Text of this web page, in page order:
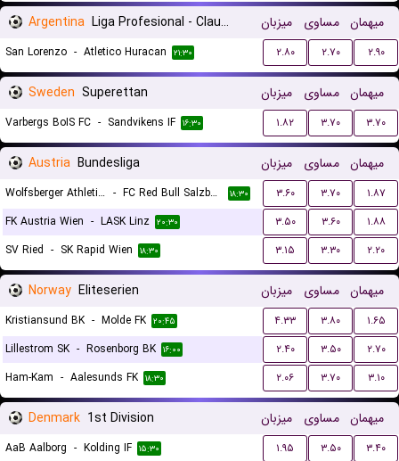
Argentina Liga Profesional - Clausura میزبان مساوی میهمان
San Lorenzo - Atletico Huracan ۲۱:۳۰ ۲.۸۰ ۲.۷۰ ۲.۹۰
Sweden Superettan میزبان مساوی میهمان
Varbergs BoIS FC - Sandvikens IF ۱۶:۳۰ ۱.۸۲ ۳.۷۰ ۳.۷۰
Austria Bundesliga میزبان مساوی میهمان
Wolfsberger Athletik Club - FC Red Bull Salzburg ۱۸:۳۰ ۳.۶۰ ۳.۷۰
۱.۸۷
FK Austria Wien - LASK Linz ۲۰:۳۰ ۳.۵۰ ۳.۶۰
۱.۸۸
SV Ried - SK Rapid Wien ۱۸:۳۰ ۳.۱۵ ۳.۳۰ ۲.۲۰
Norway Eliteserien میزبان مساوی میهمان
Kristiansund BK - Molde FK ۲۰:۴۵ ۴.۳۳ ۳.۸۰
۱.۶۵
Lillestrom SK - Rosenborg BK ۱۶:۰۰ ۲.۴۰ ۳.۵۰
۲.۷۰
Ham-Kam - Aalesunds FK ۱۸:۳۰ ۲.۰۶ ۳.۷۰ ۳.۱۰
Denmark 1st Division میزبان مساوی میهمان
AaB Aalborg - Kolding IF ۱۵:۳۰ ۱.۹۵ ۳.۵۰
۳.۴۰